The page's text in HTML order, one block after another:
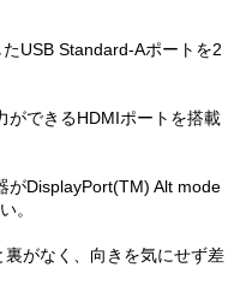
USB Standard-Aポートを2
ができるHDMIポートを搭載
DisplayPort(TM) Alt mode
。
がなく、向きを気にせず差